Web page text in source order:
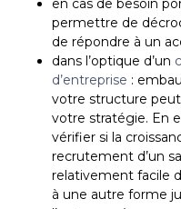
en cas de besoin
permettre de
de répondre à un
dans l’optique d’un
d’entreprise :
votre structure
votre stratégie. En
vérifier si la
recrutement d’un
relativement facile
à une autre forme